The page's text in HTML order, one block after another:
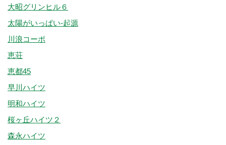
大昭グリンヒル６
太陽がいっぱい-起源
川浪コーポ
恵荘
恵都45
早川ハイツ
明和ハイツ
桜ヶ丘ハイツ２
森永ハイツ